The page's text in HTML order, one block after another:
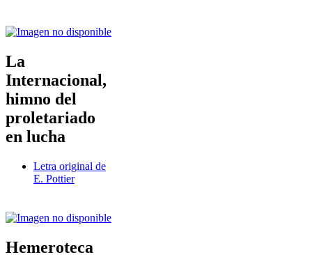
La
Internacional,
himno del
proletariado
en lucha
Letra original de
E. Pottier
Hemeroteca